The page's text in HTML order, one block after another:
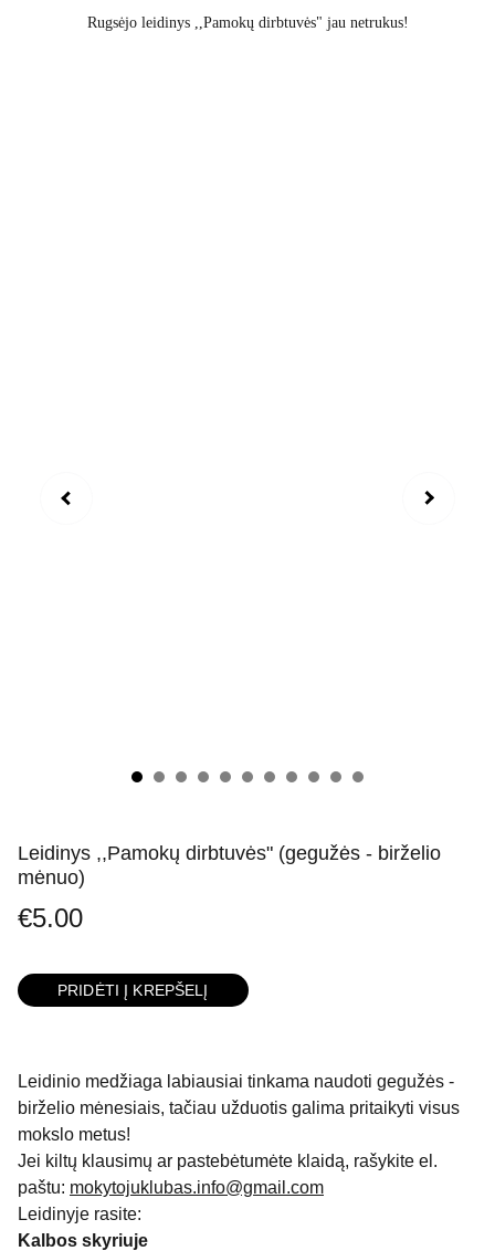
Rugsėjo leidinys ,,Pamokų dirbtuvės" jau netrukus!
Leidinys ,,Pamokų dirbtuvės" (gegužės - birželio
mėnuo)
€5.00
PRIDĖTI Į KREPŠELĮ
Leidinio medžiaga labiausiai tinkama naudoti gegužės -
birželio mėnesiais, tačiau užduotis galima pritaikyti visus
mokslo metus!
Jei kiltų klausimų ar pastebėtumėte klaidą, rašykite el.
paštu: mokytojuklubas.info@gmail.com
Leidinyje rasite:
Kalbos skyriuje